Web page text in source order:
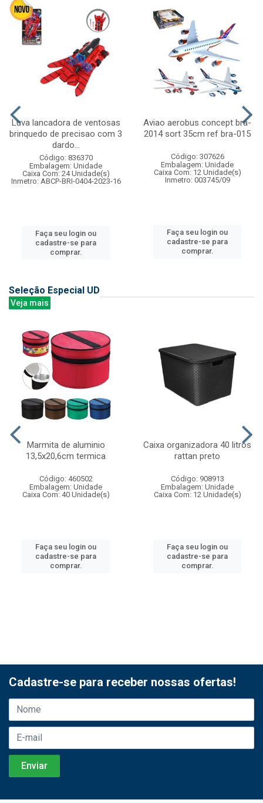
Luva lancadora de ventosas
brinquedo de precisao com 3
dardo...
Código: 836370
Embalagem: Unidade
Caixa Com: 24 Unidade(s)
Inmetro: ABCP-BRI-0404-2023-16
Faça seu login ou
cadastre-se para
comprar.
Aviao aerobus concept bra-
2014 sort 35cm ref bra-015
Código: 307626
Embalagem: Unidade
Caixa Com: 12 Unidade(s)
Inmetro: 003745/09
Faça seu login ou
cadastre-se para
comprar.
Seleção Especial UD
Veja mais
Marmita de aluminio
13,5x20,6cm termica
Código: 460502
Embalagem: Unidade
Caixa Com: 40 Unidade(s)
Faça seu login ou
cadastre-se para
comprar.
Caixa organizadora 40 litros
rattan preto
Código: 908913
Embalagem: Unidade
Caixa Com: 12 Unidade(s)
Faça seu login ou
cadastre-se para
comprar.
Cadastre-se para receber nossas ofertas!